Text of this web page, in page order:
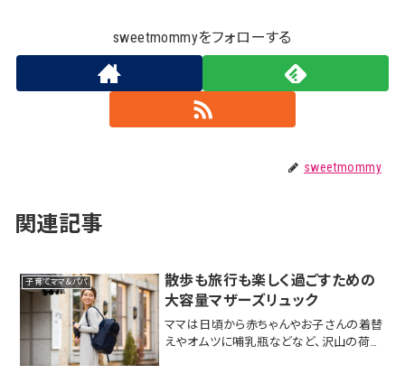
sweetmommyをフォローする
sweetmommy
関連記事
子育てママ＆パパ
散歩も旅行も楽しく過ごすための
大容量マザーズリュック
ママは日頃から赤ちゃんやお子さんの着替
えやオムツに哺乳瓶などなど、沢山の荷物